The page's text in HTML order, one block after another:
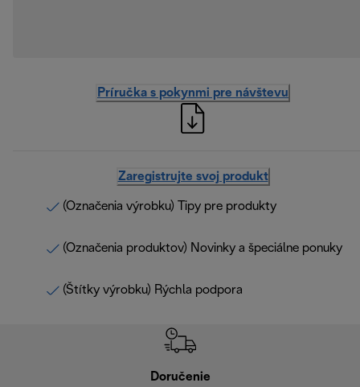
Príručka s pokynmi pre návštevu
Zaregistrujte svoj produkt
(Označenia výrobku) Tipy pre produkty
(Označenia produktov) Novinky a špeciálne ponuky
(Štítky výrobku) Rýchla podpora
Doručenie